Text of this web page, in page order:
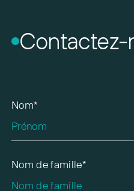
Contactez-
Nom*
Nom de famille*